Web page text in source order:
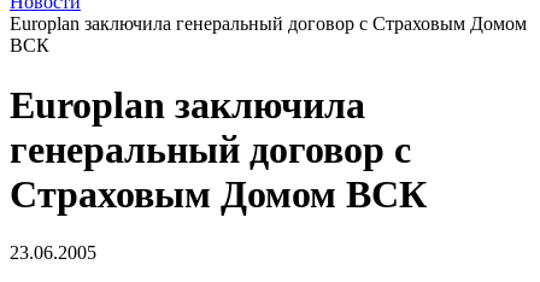
Europlan заключила генеральный договор с Страховым Домом
ВСК
Europlan заключила
генеральный договор с
Страховым Домом ВСК
23.06.2005